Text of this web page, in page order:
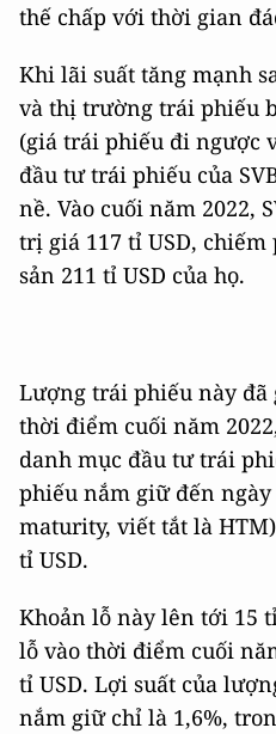
thế chấp với thời gian
Khi lãi suất tăng mạnh
và thị trường trái phiếu
(giá trái phiếu đi ngược
đầu tư trái phiếu của
nề. Vào cuối năm 2022,
trị giá 117 tỉ USD,
sản 211 tỉ USD của họ.
Lượng trái phiếu này đã
thời điểm cuối năm
danh mục đầu tư trái
phiếu nắm giữ đến
maturity, viết tắt là
tỉ USD.
Khoản lỗ này lên tới 15
lỗ vào thời điểm cuối
tỉ USD. Lợi suất của
nắm giữ chỉ là 1,6%,